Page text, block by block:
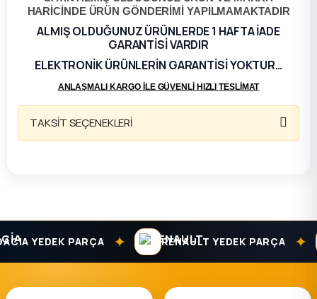
HARİCİNDE ÜRÜN GÖNDERİMİ YAPILMAMAKTADIR
ALMIŞ OLDUĞUNUZ ÜRÜNLERDE 1 HAFTA İADE
GARANTİSİ VARDIR
ELEKTRONİK ÜRÜNLERİN GARANTİSİ YOKTUR…
ANLAŞMALI KARGO İLE GÜVENLİ HIZLI TESLİMAT
TAKSİT SEÇENEKLERİ
YEDEK PARÇA ✦ RENAULT YEDEK PARÇA ✦